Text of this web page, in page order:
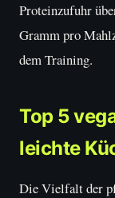
Proteinzufuhr
Gramm pro
dem Training.
Top 5
leichte
Die Vielfalt der